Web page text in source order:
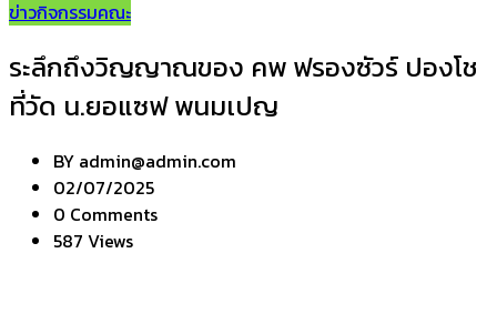
ข่าวกิจกรรมคณะ
ระลึกถึงวิญญาณของ คพ ฟรองซัวร์ ปองโช
ที่วัด น.ยอแซฟ พนมเปญ
BY admin@admin.com
02/07/2025
0 Comments
587 Views